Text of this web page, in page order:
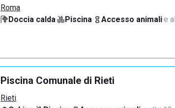
Roma
Doccia calda· Piscina· Accesso animali·e
Piscina Comunale di Rieti
Rieti